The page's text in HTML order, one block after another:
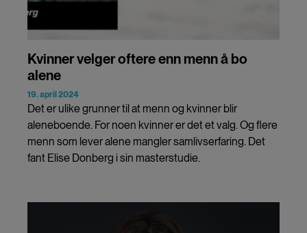
Kvinner velger oftere enn menn å bo
alene
19. april 2024
Det er ulike grunner til at menn og kvinner blir
aleneboende. For noen kvinner er det et valg. Og flere
menn som lever alene mangler samlivserfaring. Det
fant Elise Donberg i sin masterstudie.